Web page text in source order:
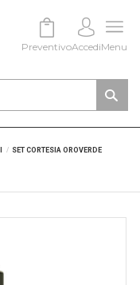
PreventivoAccediMenu
SET CORTESIA OROVERDE